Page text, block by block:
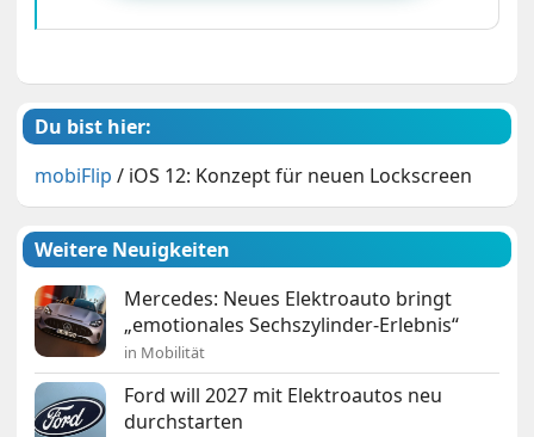
Du bist hier:
mobiFlip / iOS 12: Konzept für neuen Lockscreen
Weitere Neuigkeiten
Mercedes: Neues Elektroauto bringt
„emotionales Sechszylinder-Erlebnis“
in Mobilität
Ford will 2027 mit Elektroautos neu
durchstarten